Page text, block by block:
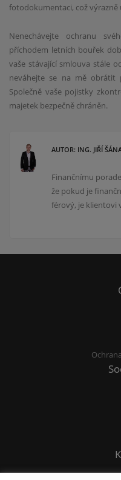
fotodokumentaci, což výrazně
Nenechávejte ochranu
příchodem letních bouřek
vaše stávající smlouva stále
neváhejte se na mě obrátit
Společně vaše pojistky
majetek bezpečně chráněn.
AUTOR: ING. JIŘÍ
Finančnímu
že pokud je
férový, je klientovi